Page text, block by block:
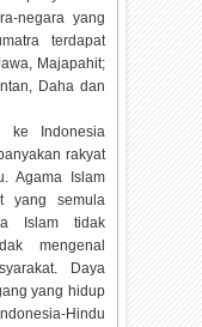
negara yang
terdapat
Majapahit;
Daha dan
ke Indonesia
rakyat
Agama Islam
yang semula
Islam tidak
mengenal
Daya
yang hidup
Hindu